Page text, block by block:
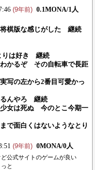
(9年前) 0.1MONA/1人
棋版な感じがした 継続
りは好き 継続
かるぞ その自転車で長距
の左から2番目可愛かっ
るんやろ 継続
女は死ぬ 今のとこ今期一
で面白くはないようなとり
(9年前) 0MONA/0人
公式サイトのゲームが良い
と